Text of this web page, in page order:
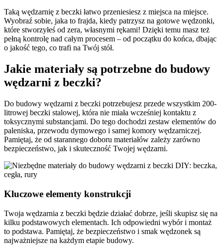
Taką wędzarnię z beczki łatwo przeniesiesz z miejsca na miejsce.
Wyobraź sobie, jaka to frajda, kiedy patrzysz na gotowe wędzonki,
które stworzyłeś od zera, własnymi rękami! Dzięki temu masz też
pełną kontrolę nad całym procesem – od początku do końca, dbając
o jakość tego, co trafi na Twój stół.
Jakie materiały są potrzebne do budowy
wędzarni z beczki?
Do budowy wędzarni z beczki potrzebujesz przede wszystkim 200-
litrowej beczki stalowej, która nie miała wcześniej kontaktu z
toksycznymi substancjami. Do tego dochodzi zestaw elementów do
paleniska, przewodu dymowego i samej komory wędzarniczej.
Pamiętaj, że od starannego doboru materiałów zależy zarówno
bezpieczeństwo, jak i skuteczność Twojej wędzarni.
Kluczowe elementy konstrukcji
Twoja wędzarnia z beczki będzie działać dobrze, jeśli skupisz się na
kilku podstawowych elementach. Ich odpowiedni wybór i montaż
to podstawa. Pamiętaj, że bezpieczeństwo i smak wędzonek są
najważniejsze na każdym etapie budowy.